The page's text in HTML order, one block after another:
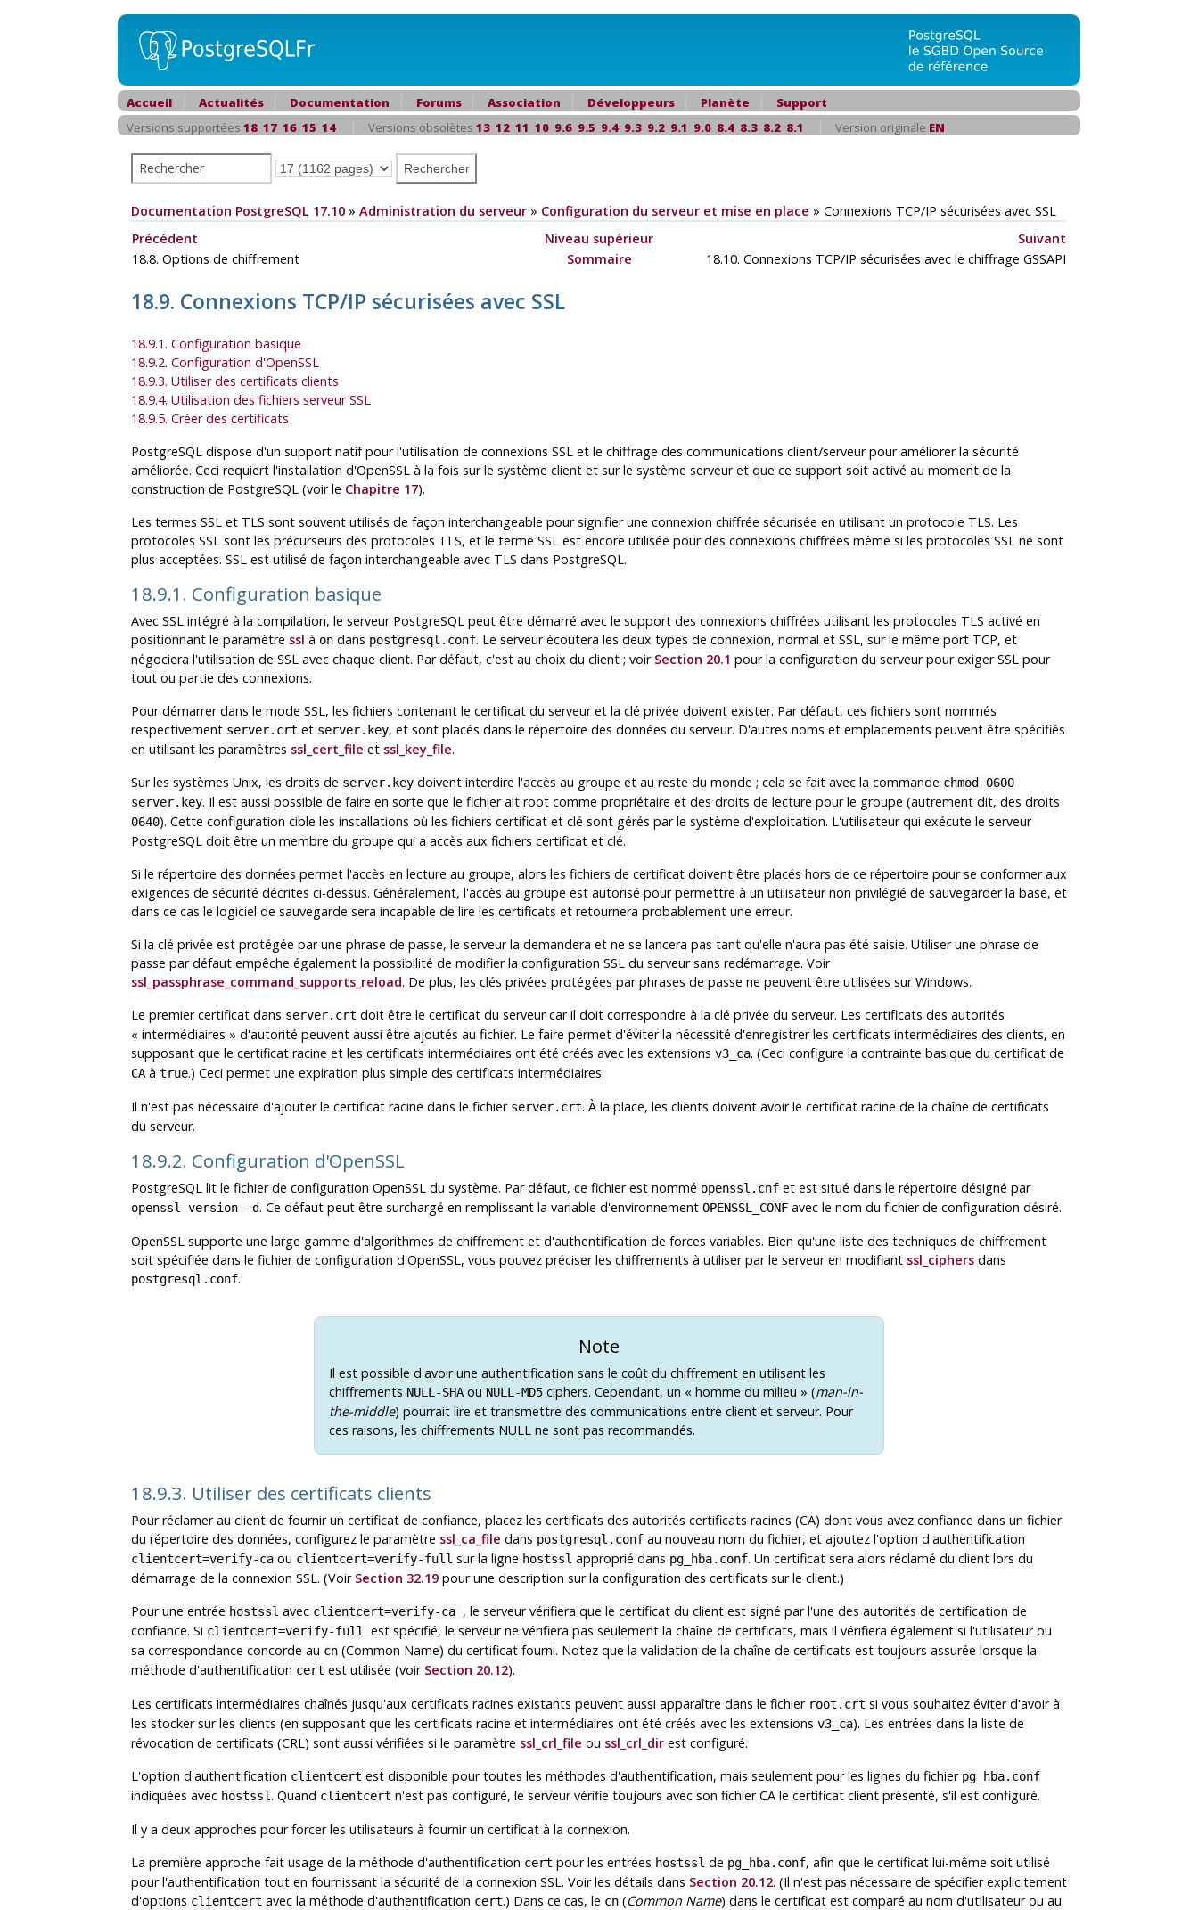
Accueil Actualités Documentation Forums Association Développeurs Planète
Support
Versions supportées 18 17 16 15 14 Versions obsolètes 13 12 11 10 9.6 9.5 9.4 9.3 9.2 9.1 9.0 8.4 8.3 8.2 8.1 Version originale EN
Documentation PostgreSQL 17.10 » Administration du serveur » Configuration du serveur et mise en place » Connexions TCP/IP sécurisées avec SSL
Précédent
Niveau supérieur
Suivant
18.8. Options de chiffrement
Sommaire 18.10. Connexions TCP/IP sécurisées avec le chiffrage GSSAPI
18.9. Connexions TCP/IP sécurisées avec SSL
18.9.1. Configuration basique
18.9.2. Configuration d'OpenSSL
18.9.3. Utiliser des certificats clients
18.9.4. Utilisation des fichiers serveur SSL
18.9.5. Créer des certificats
PostgreSQL dispose d'un support natif pour l'utilisation de connexions SSL et le chiffrage des communications client/serveur pour améliorer la sécurité
améliorée. Ceci requiert l'installation d'OpenSSL à la fois sur le système client et sur le système serveur et que ce support soit activé au moment de la
construction de PostgreSQL (voir le Chapitre 17).
Les termes SSL et TLS sont souvent utilisés de façon interchangeable pour signifier une connexion chiffrée sécurisée en utilisant un protocole TLS. Les
protocoles SSL sont les précurseurs des protocoles TLS, et le terme SSL est encore utilisée pour des connexions chiffrées même si les protocoles SSL ne sont
plus acceptées. SSL est utilisé de façon interchangeable avec TLS dans PostgreSQL.
18.9.1. Configuration basique
Avec SSL intégré à la compilation, le serveur PostgreSQL peut être démarré avec le support des connexions chiffrées utilisant les protocoles TLS activé en
positionnant le paramètre ssl à on dans postgresql.conf. Le serveur écoutera les deux types de connexion, normal et SSL, sur le même port TCP, et
négociera l'utilisation de SSL avec chaque client. Par défaut, c'est au choix du client ; voir Section 20.1 pour la configuration du serveur pour exigerSSL pour
tout ou partie des connexions.
Pour démarrer dans le mode SSL, les fichiers contenant le certificat du serveur et la clé privée doivent exister. Par défaut, ces fichiers sont nommés
respectivement server.crt et server.key, et sont placés dans le répertoire des données du serveur. D'autres noms et emplacements peuvent être spécifiés
en utilisant les paramètres ssl_cert_file et ssl_key_file.
Sur les systèmes Unix, les droits de server.key doivent interdire l'accès au groupe et au reste du monde ; cela se fait avec la commande chmod 0600
server.key. Il est aussi possible de faire en sorte que le fichier ait root comme propriétaire et des droits de lecture pour le groupe (autrement dit, des droits
0640). Cette configuration cible les installations où les fichiers certificat et clé sont gérés par le système d'exploitation. L'utilisateur qui exécute le serveur
PostgreSQL doit être un membre du groupe qui a accès aux fichiers certificat et clé.
Si le répertoire des données permet l'accès en lecture au groupe, alors les fichiers de certificat doivent être placés hors de ce répertoire pour se conformer aux
exigences de sécurité décrites ci-dessus. Généralement, l'accès au groupe est autorisé pour permettre à un utilisateur non privilégié de sauvegarder la base, et
dans ce cas le logiciel de sauvegarde sera incapable de lire les certificats et retournera probablement une erreur.
Si la clé privée est protégée par une phrase de passe, le serveur la demandera et ne se lancera pas tant qu'elle n'aura pas été saisie. Utiliser une phrase de
passe par défaut empêche également la possibilité de modifier la configuration SSL du serveur sans redémarrage. Voir
ssl_passphrase_command_supports_reload. De plus, les clés privées protégées par phrases de passe ne peuvent être utilisées sur Windows.
Le premier certificat dans server.crt doit être le certificat du serveur car il doit correspondre à la clé privée du serveur. Les certificats des autorités
« intermédiaires » d'autorité peuvent aussi être ajoutés au fichier. Le faire permet d'éviter la nécessité d'enregistrer les certificats intermédiaires des clients, en
supposant que le certificat racine et les certificats intermédiaires ont été créés avec les extensions v3_ca. (Ceci configure la contrainte basique du certificat de
CA à true.) Ceci permet une expiration plus simple des certificats intermédiaires.
Il n'est pas nécessaire d'ajouter le certificat racine dans le fichier server.crt. À la place, les clients doivent avoir le certificat racine de la chaîne de certificats
du serveur.
18.9.2. Configuration d'OpenSSL
PostgreSQL lit le fichier de configuration OpenSSL du système. Par défaut, ce fichier est nommé openssl.cnf et est situé dans le répertoire désigné par
openssl version -d. Ce défaut peut être surchargé en remplissant la variable d'environnement OPENSSL_CONF avec le nom du fichier de configuration désiré.
OpenSSL supporte une large gamme d'algorithmes de chiffrement et d'authentification de forces variables. Bien qu'une liste des techniques de chiffrement
soit spécifiée dans le fichier de configuration d'OpenSSL, vous pouvez préciser les chiffrements à utiliser par le serveur en modifiant ssl_ciphers dans
postgresql.conf.
Note
Il est possible d'avoir une authentification sans le coût du chiffrement en utilisant les
chiffrements NULL-SHA ou NULL-MD5 ciphers. Cependant, un « homme du milieu » (man-in-
the-middle) pourrait lire et transmettre des communications entre client et serveur. Pour
ces raisons, les chiffrements NULL ne sont pas recommandés.
18.9.3. Utiliser des certificats clients
Pour réclamer au client de fournir un certificat de confiance, placez les certificats des autorités certificats racines (CA) dont vous avez confiance dans un fichier
du répertoire des données, configurez le paramètre ssl_ca_file dans postgresql.conf au nouveau nom du fichier, et ajoutez l'option d'authentification
clientcert=verify-ca ou clientcert=verify-full sur la ligne hostssl approprié dans pg_hba.conf. Un certificat sera alors réclamé du client lors du
démarrage de la connexion SSL. (Voir Section 32.19 pour une description sur la configuration des certificats sur le client.)
Pour une entrée hostssl avec clientcert=verify-ca , le serveur vérifiera que le certificat du client est signé par l'une des autorités de certification de
confiance. Si clientcert=verify-full est spécifié, le serveur ne vérifiera pas seulement la chaîne de certificats, mais il vérifiera également si l'utilisateur ou
sa correspondance concorde au cn (Common Name) du certificat fourni. Notez que la validation de la chaîne de certificats est toujours assurée lorsque la
méthode d'authentification cert est utilisée (voir Section 20.12).
Les certificats intermédiaires chaînés jusqu'aux certificats racines existants peuvent aussi apparaître dans le fichier root.crt si vous souhaitez éviter d'avoir à
les stocker sur les clients (en supposant que les certificats racine et intermédiaires ont été créés avec les extensions v3_ca). Les entrées dans la liste de
révocation de certificats (CRL) sont aussi vérifiées si le paramètre ssl_crl_file ou ssl_crl_dir est configuré.
L'option d'authentification clientcert est disponible pour toutes les méthodes d'authentification, mais seulement pour les lignes du fichier pg_hba.conf
indiquées avec hostssl. Quand clientcert n'est pas configuré, le serveur vérifie toujours avec son fichier CA le certificat client présenté, s'il est configuré.
Il y a deux approches pour forcer les utilisateurs à fournir un certificat à la connexion.
La première approche fait usage de la méthode d'authentification cert pour les entrées hostssl de pg_hba.conf, afin que le certificat lui-même soit utilisé
pour l'authentification tout en fournissant la sécurité de la connexion SSL. Voir les détails dans Section 20.12. (Il n'est pas nécessaire de spécifier explicitement
d'options clientcert avec la méthode d'authentification cert.) Dans ce cas, le cn (Common Name) dans le certificat est comparé au nom d'utilisateur ou au